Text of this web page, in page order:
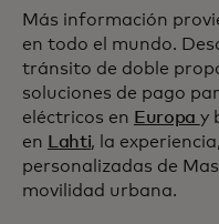
Más información
en todo el mundo.
tránsito de doble
soluciones de pago
eléctricos en Europa y
en Lahti, la
personalizadas de
movilidad urbana.